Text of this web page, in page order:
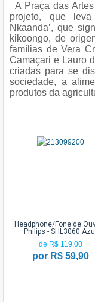
A Praça das
projeto, que
Nkaanda’, que
kikoongo, de
famílias de Vera
Camaçari e Lauro
criadas para se
sociedade, a
produtos da
Headphone/Fone de
Philips - SHL3060 Azul
de R$ 119,00
por R$ 59,90